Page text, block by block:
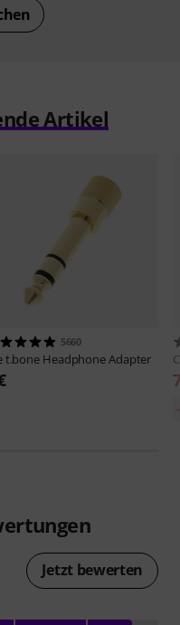
Artikel
5660
t.bone Headphone Adapter
Jetzt bewerten